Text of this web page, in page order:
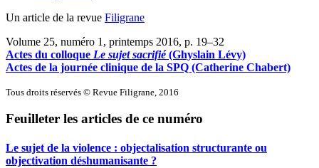
Un article de la revue Filigrane
Volume 25, numéro 1, printemps 2016, p. 19–32
Actes du colloque Le sujet sacrifié(Ghyslain Lévy)
Actes de la journée clinique de la SPQ (Catherine Chabert)
Tous droits réservés © Revue Filigrane, 2016
Feuilleter les articles de ce numéro
Le sujet de la violence : objectalisation structurante ou
objectivation déshumanisante ?